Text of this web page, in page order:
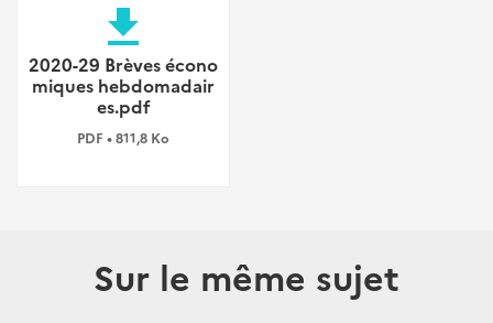
file_download
2020-29 Brèves écono
miques hebdomadair
es.pdf
PDF • 811,8 Ko
Sur le même sujet